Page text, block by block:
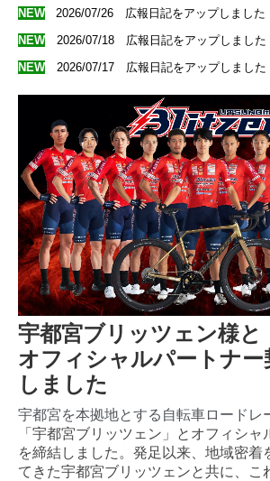
NEW 2026/07/26 広報日記をアップしました
NEW
2026/07/18 広報日記をアップしました
NEW
2026/07/17 広報日記をアップしました
宇都宮ブリッツェン様と
オフィシャルパートナー
しました
宇都宮を本拠地とする自転車ロードレ
「宇都宮ブリッツェン 」 と オフィシャ
を締結しました。 発足以来、地域密着
てきた宇都宮ブリッツェンと共に、こ